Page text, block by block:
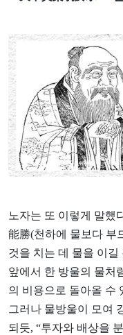
노자는 또 이렇게 말했
能勝(천하에 물보다 부
것을 치는 데 물을 이길
앞에서 한 방울의 물처
의 비용으로 돌아올 수
그러나 물방울이 모여
되듯, “투자와 배상을